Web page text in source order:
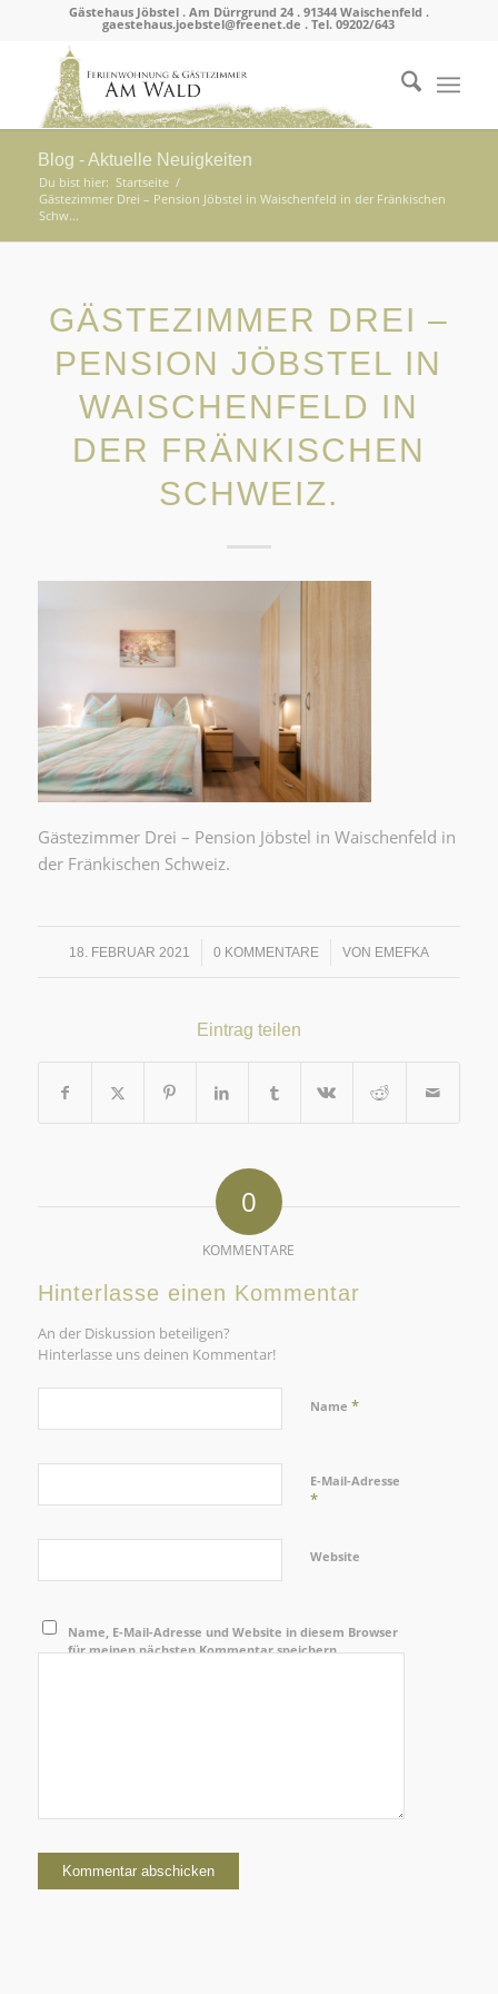
Gästehaus Jöbstel . Am Dürrgrund 24 . 91344 Waischenfeld .
gaestehaus.joebstel@freenet.de . Tel. 09202/643
Blog - Aktuelle Neuigkeiten
Du bist hier: Startseite /
Gästezimmer Drei – Pension Jöbstel in Waischenfeld in der Fränkischen
Schw...
GÄSTEZIMMER DREI –
PENSION JÖBSTEL IN
WAISCHENFELD IN
DER FRÄNKISCHEN
SCHWEIZ.
Gästezimmer Drei – Pension Jöbstel in Waischenfeld in
der Fränkischen Schweiz.
18. FEBRUAR 2021
/ 0 KOMMENTARE
/ VON EMEFKA
Eintrag teilen
0
KOMMENTARE
Hinterlasse einen Kommentar
An der Diskussion beteiligen?
Hinterlasse uns deinen Kommentar!
Name *
E-Mail-Adresse
*
Website
Name, E-Mail-Adresse und Website in diesem Browser
für meinen nächsten Kommentar speichern.